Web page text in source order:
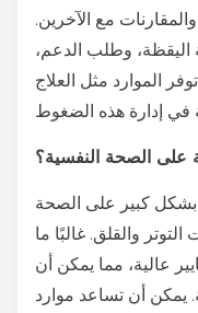
مع الآخرين.
اليقظة، وطلب الدعم،
الموارد مثل العلاج
على الصحة النفسية؟
بشكل كبير على الصحة
والقلق. غالبًا ما
عالية، مما يمكن أن
يمكن أن تساعد موارد